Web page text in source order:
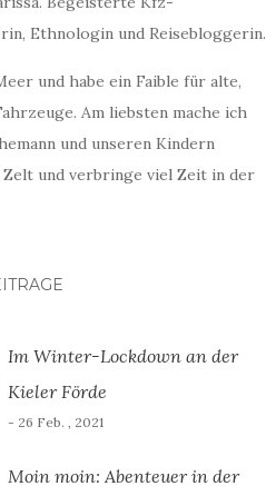
Ethnologin und Reisebloggerin.
und habe ein Faible für alte,
Am liebsten mache ich
und unseren Kindern
und verbringe viel Zeit in der
Im Winter-Lockdown an der
Kieler Förde
- 26 Feb. , 2021
Moin moin: Abenteuer in der